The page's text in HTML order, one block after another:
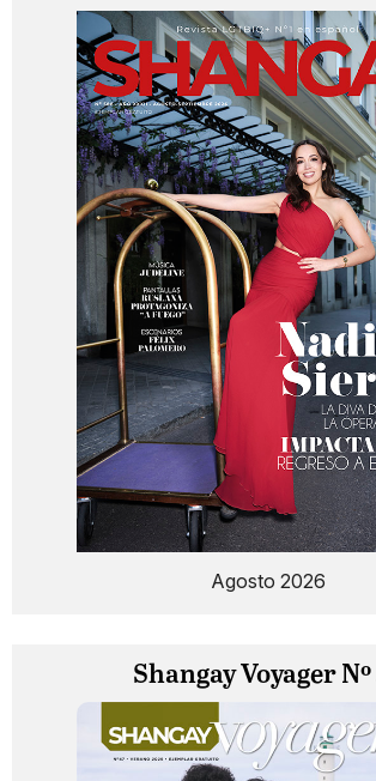
Agosto 2026
Shangay Voyager Nº